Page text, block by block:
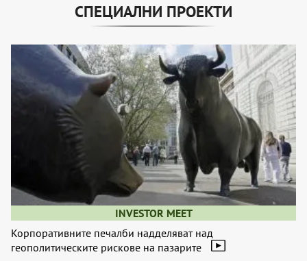
СПЕЦИАЛНИ ПРОЕКТИ
INVESTOR MEET
Корпоративните печалби надделяват над
геополитическите рискове на пазарите